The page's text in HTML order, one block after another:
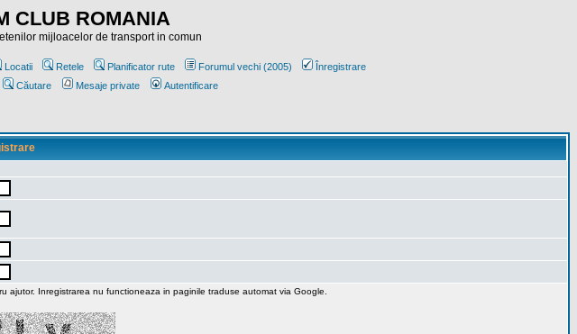
CLUB ROMANIA
mijloacelor de transport in comun
Locatii Retele Planificator rute Forumul vechi (2005)
Înregistrare
Căutare Mesaje private Autentificare
ajutor. Inregistrarea nu functioneaza in paginile traduse automat via Google.